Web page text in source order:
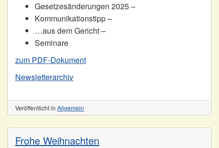
Gesetzesänderungen 2025 –
Kommunikationstipp –
…aus dem Gericht –
Seminare
zum PDF-Dokument
Newsletterarchiv
Veröffentlicht in Allgemein
Frohe Weihnachten